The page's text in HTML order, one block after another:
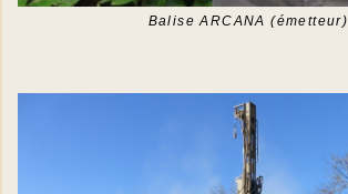
Balise ARCANA (émetteur)